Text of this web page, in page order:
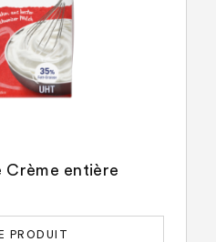
Crème entière
PRODUIT